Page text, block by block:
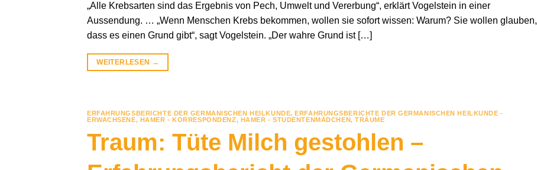
„Alle Krebsarten sind das Ergebnis von Pech, Umwelt und Vererbung“, erklärt Vogelstein in einer
Aussendung. … „Wenn Menschen Krebs bekommen, wollen sie sofort wissen: Warum? Sie wollen glauben,
dass es einen Grund gibt“, sagt Vogelstein. „Der wahre Grund ist […]
WEITERLESEN →
ERFAHRUNGSBERICHTE DER GERMANISCHEN HEILKUNDE,ERFAHRUNGSBERICHTE DER GERMANISCHEN HEILKUNDE -
ERWACHSENE, HAMER - KORRESPONDENZ, HAMER - STUDENTENMÄDCHEN,TRÄUME
Traum: Tüte Milch gestohlen –